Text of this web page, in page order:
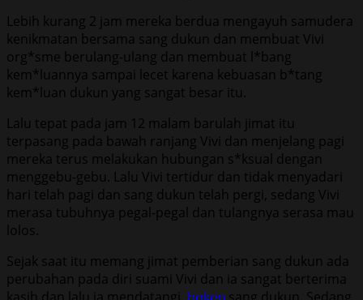
Lebih kurang 2 jam mereka berdua mengayuh samudera
kenikmatan bersama sang dukun dan membuat Vivi
org*sme berulang-ulang dan membuat l*bang
kem*luannya sampai lecet karena kebuasan b*tang
kem*luan dukun yang sangat besar itu.
Lalu tepat pada jam 12 malam barulah jimat itu
terpasang pada bawah ranjang Vivi dan menjelang pagi
mereka terus melakukan hubungan s*ksual dengan
menggebu-gebu. Lalu Vivi tertidur dan tidak menyadari
hari telah pagi dan sang dukun telah pergi, sedang Vivi
merasa tubuhnya pegal-pegal dan tulangnya serasa mau
lolos.
Sejak saat itu memang jimat pemberian sang dukun ada
perubahan pada diri suami Vivi dan ia sangat berterima